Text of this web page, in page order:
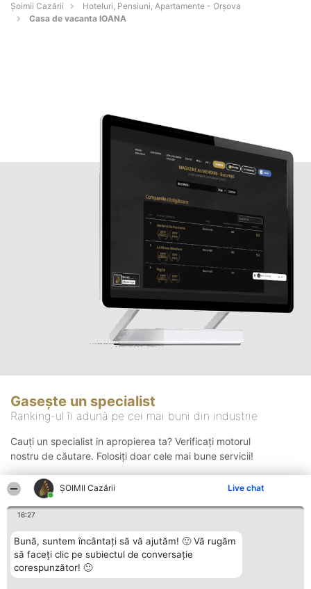
ȘOIMII Cazării Live chat
16:27
Bună, suntem încântați să vă ajutăm! 🙂 Vă rugăm
să faceți clic pe subiectul de conversație
corespunzător! 🙂
Șoimii Cazării
Hoteluri, Pensiuni, Apartamente - Orşova
Casa de vacanta IOANA
Gasește un specialist
Ranking-ul îi adună pe cei mai buni din industrie
Cauți un specialist in apropierea ta? Verificați motorul
nostru de căutare. Folosiți doar cele mai bune servicii!